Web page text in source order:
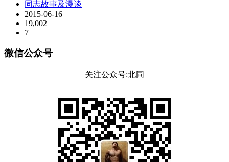
同志故事及漫谈
2015-06-16
19,002
7
微信公众号
关注公众号:北同